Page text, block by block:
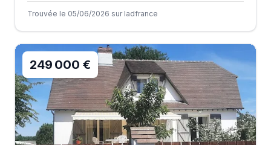
Trouvée le 05/06/2026 sur Iadfrance
249 000 €